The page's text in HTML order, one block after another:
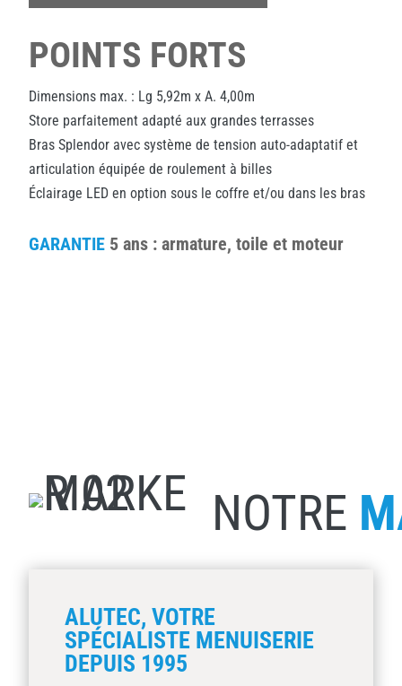
POINTS FORTS
Dimensions max. : Lg 5,92m x A. 4,00m
Store parfaitement adapté aux grandes terrasses
Bras Splendor avec système de tension auto-adaptatif et
articulation équipée de roulement à billes
Éclairage LED en option sous le coffre et/ou dans les bras
GARANTIE 5 ans : armature, toile et moteur
NOTRE
ALUTEC, VOTRE
SPÉCIALISTE MENUISERIE
DEPUIS 1995